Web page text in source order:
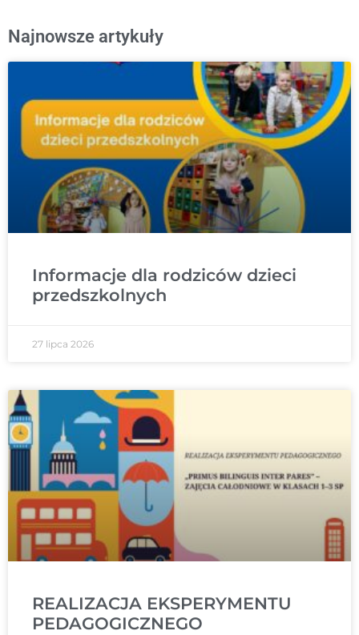
Najnowsze artykuły
Informacje dla rodziców dzieci
przedszkolnych
27 lipca 2026
REALIZACJA EKSPERYMENTU
PEDAGOGICZNEGO